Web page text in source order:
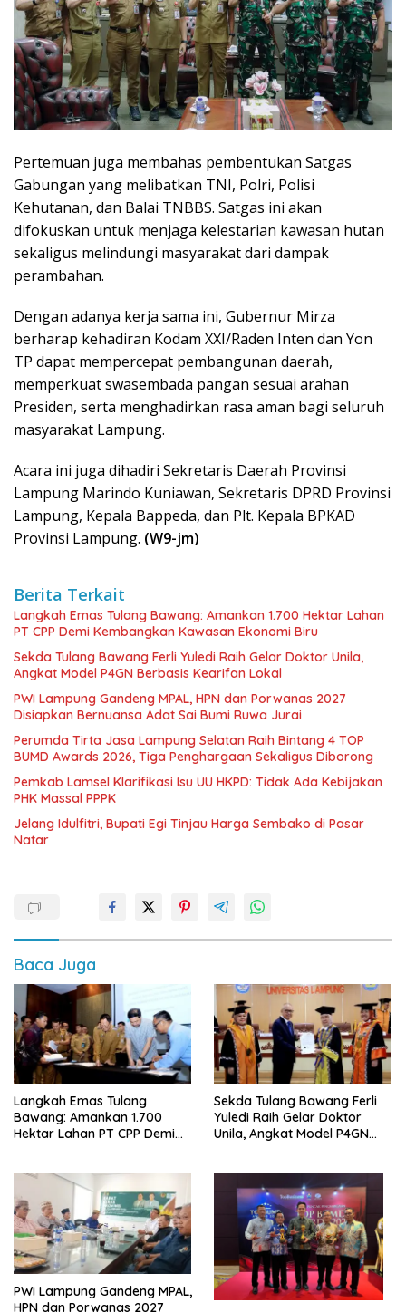
Pertemuan juga membahas pembentukan Satgas
Gabungan yang melibatkan TNI, Polri, Polisi
Kehutanan, dan Balai TNBBS. Satgas ini akan
difokuskan untuk menjaga kelestarian kawasan hutan
sekaligus melindungi masyarakat dari dampak
perambahan.
Dengan adanya kerja sama ini, Gubernur Mirza
berharap kehadiran Kodam XXI/Raden Inten dan Yon
TP dapat mempercepat pembangunan daerah,
memperkuat swasembada pangan sesuai arahan
Presiden, serta menghadirkan rasa aman bagi seluruh
masyarakat Lampung.
Acara ini juga dihadiri Sekretaris Daerah Provinsi
Lampung Marindo Kuniawan, Sekretaris DPRD Provinsi
Lampung, Kepala Bappeda, dan Plt. Kepala BPKAD
Provinsi Lampung. (W9-jm)
Berita Terkait
Langkah Emas Tulang Bawang: Amankan 1.700 Hektar Lahan
PT CPP Demi Kembangkan Kawasan Ekonomi Biru
Sekda Tulang Bawang Ferli Yuledi Raih Gelar Doktor Unila,
Angkat Model P4GN Berbasis Kearifan Lokal
PWI Lampung Gandeng MPAL, HPN dan Porwanas 2027
Disiapkan Bernuansa Adat Sai Bumi Ruwa Jurai
Perumda Tirta Jasa Lampung Selatan Raih Bintang 4 TOP
BUMD Awards 2026, Tiga Penghargaan Sekaligus Diborong
Pemkab Lamsel Klarifikasi Isu UU HKPD: Tidak Ada Kebijakan
PHK Massal PPPK
Jelang Idulfitri, Bupati Egi Tinjau Harga Sembako di Pasar
Natar
Baca Juga
Langkah Emas Tulang
Bawang: Amankan 1.700
Hektar Lahan PT CPP Demi
Sekda Tulang Bawang Ferli
Yuledi Raih Gelar Doktor
Unila, Angkat Model P4GN
PWI Lampung Gandeng MPAL,
HPN dan Porwanas 2027